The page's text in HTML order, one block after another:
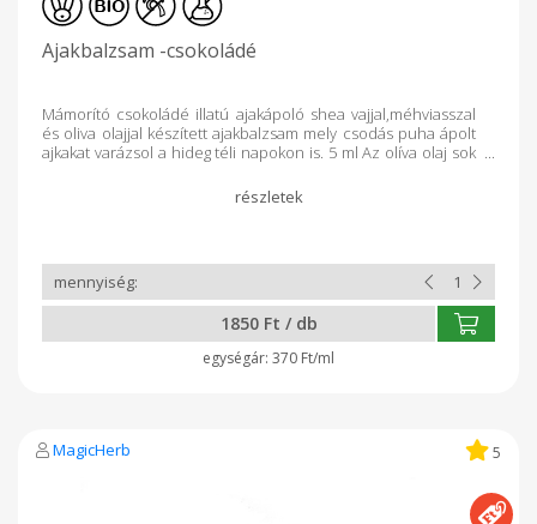
Ajakbalzsam -csokoládé
Mámorító csokoládé illatú ajakápoló shea vajjal,méhviasszal
és oliva olajjal készített ajakbalzsam mely csodás puha ápolt
ajkakat varázsol a hideg téli napokon is. 5 ml Az olíva olaj sok
nagy barátja. Shea vaj gyorsítja a hegképződést. Óvja, táplálja,
puhává teszi, ápolja, regenerálja a bőrt, helyreállítja a
regeneráló, hegképző, gyulladásgátló hatással. Összetétel
oliva olaj, shea vaj,méhviasz,kakaó,csokoládé illoolaj
1850 Ft / db
370 Ft/ml
MagicHerb 5